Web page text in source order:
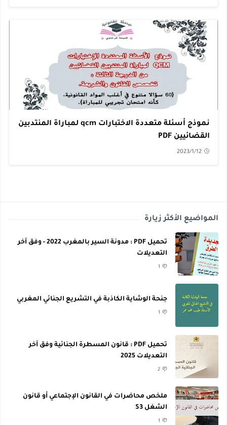
نموذج أسئلة متعددة الاختبارات qcm لمباراة المنتدبين
القضائيين PDF
2023/1/12
المواضيع الأكثر زيارة
تحميل PDF : مدونة السير بالمغرب 2022 - وفق آخر
التعديلات
1
جنحة الوشاية الكاذبة في التشريع الجنائي المغربي
1
تحميل PDF : قانون المسطرة الجنائية وفق آخر
التعديلات 2025
2
ملخص محاضرات في القانون الإجتماعي أو قانون
الشغل S3
1